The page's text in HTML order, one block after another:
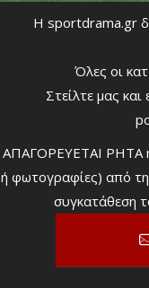
Η sportdrama.gr
Όλες οι
Στείλτε μας
ΑΠΑΓΟΡΕΥΕΤΑΙ ΡΗΤΑ η
ή φωτογραφίες) από
συγκατάθεση